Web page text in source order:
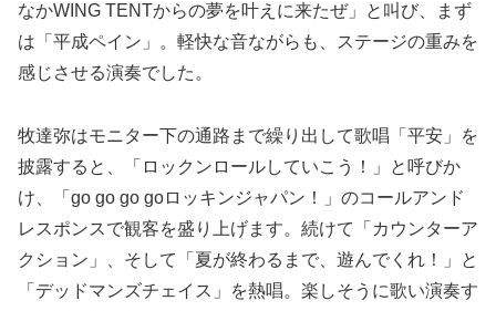
なかWING TENTからの夢を叶えに来たぜ」と叫び、まず
は「平成ペイン」。軽快な音ながらも、ステージの重みを
感じさせる演奏でした。
牧達弥はモニター下の通路まで繰り出して歌唱「平安」を
披露すると、「ロックンロールしていこう！」と呼びか
け、「go go go goロッキンジャパン！」のコールアンド
レスポンスで観客を盛り上げます。続けて「カウンターア
クション」、そして「夏が終わるまで、遊んでくれ！」と
「デッドマンズチェイス」を熱唱。楽しそうに歌い演奏す